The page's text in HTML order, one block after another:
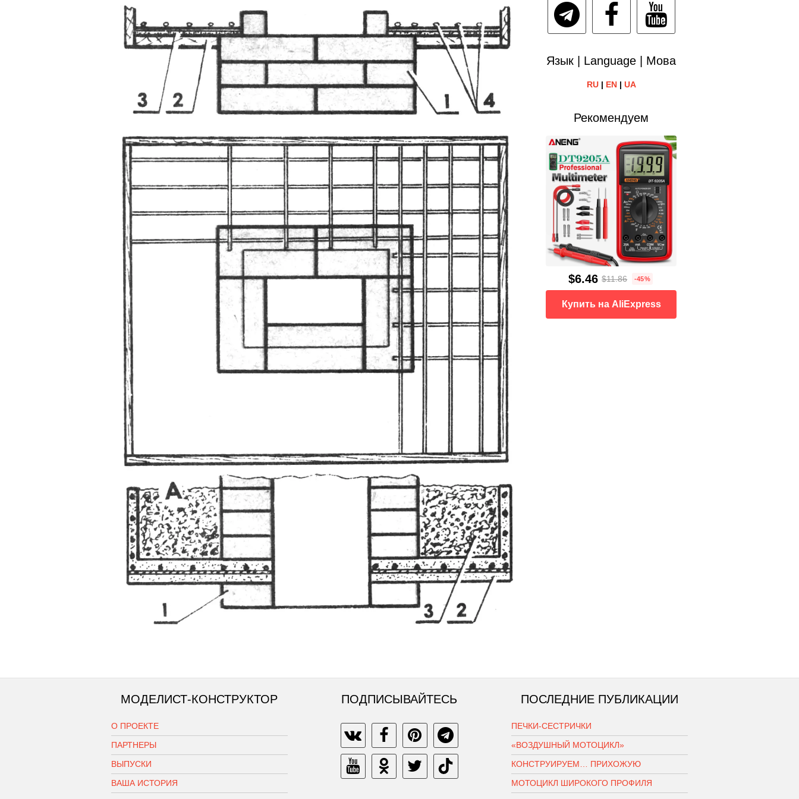
Язык | Language | Мова
RU| EN| UA
Рекомендуем
$6.46 $11.86 -45%
Купить на AliExpress
МОДЕЛИСТ-КОНСТРУКТОР
О ПРОЕКТЕ
ПАРТНЕРЫ
ВЫПУСКИ
ВАША ИСТОРИЯ
ПОДПИСЫВАЙТЕСЬ ПОСЛЕДНИЕ ПУБЛИКАЦИИ
ПЕЧКИ-СЕСТРИЧКИ
«ВОЗДУШНЫЙ МОТОЦИКЛ»
КОНСТРУИРУЕМ… ПРИХОЖУЮ
МОТОЦИКЛ ШИРОКОГО ПРОФИЛЯ